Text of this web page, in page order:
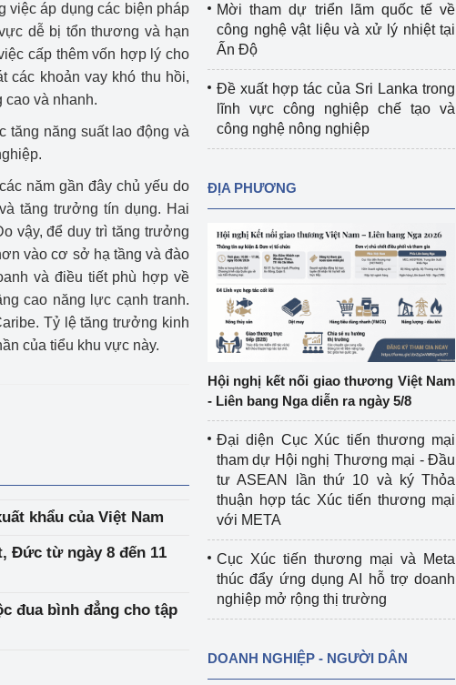
Video bảo vệ môi trường
ảnh bảo vệ môi trường
bản về môi trường
báo giúp bạn
của Đảng
dân
vực miền Bắc
Khu vực miền Trung
Khu vực miền Nam
Hiệp định EVFTA
Thị trường châu Á – châu Phi
trường châu Âu – châu Mỹ
đưa nghị quyết
cuộc sống
nghiệp nền tảng
sách
việc áp dụng các biện pháp
dễ bị tổn thương và hạn
cấp thêm vốn hợp lý cho
các khoản vay khó thu hồi,
và nhanh.
tăng năng suất lao động và
năm gần đây chủ yếu do
tăng trưởng tín dụng. Hai
vậy, để duy trì tăng trưởng
vào cơ sở hạ tầng và đào
và điều tiết phù hợp về
cao năng lực cạnh tranh.
Tỷ lệ tăng trưởng kinh
của tiểu khu vực này.
khẩu của Việt Nam
Đức từ ngày 8 đến 11
đua bình đẳng cho tập
Mời tham dự triển lãm quốc tế về
công nghệ vật liệu và xử lý nhiệt tại
Ấn Độ
Đề xuất hợp tác của Sri Lanka trong
lĩnh vực công nghiệp chế tạo và
công nghệ nông nghiệp
ĐỊA PHƯƠNG
Hội nghị kết nối giao thương Việt Nam
- Liên bang Nga diễn ra ngày 5/8
Đại diện Cục Xúc tiến thương mại
tham dự Hội nghị Thương mại - Đầu
tư ASEAN lần thứ 10 và ký Thỏa
thuận hợp tác Xúc tiến thương mại
với META
Cục Xúc tiến thương mại và Meta
thúc đẩy ứng dụng AI hỗ trợ doanh
nghiệp mở rộng thị trường
DOANH NGHIỆP - NGƯỜI DÂN